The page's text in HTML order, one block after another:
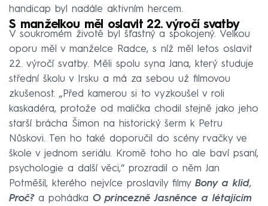
handicap byl nadále aktivním hercem.
S manželkou měl oslavit 22. výročí svatby
V soukromém životě byl šťastný a spokojený. Velkou
oporu měl v manželce Radce, s níž měl letos oslavit
22. výročí svatby. Měli spolu syna Jana, který studuje
střední školu v Irsku a má za sebou už filmovou
zkušenost. „Před kamerou si to vyzkoušel v roli
kaskadéra, protože od malička chodil stejně jako jeho
starší brácha Šimon na historický šerm k Petru
Nůskovi. Ten ho také doporučil do scény rvačky ve
škole v jednom seriálu. Kromě toho ho ale baví psaní,
psychologie a další věci,“ prozradil o něm Jan
Potměšil, kterého nejvíce proslavily filmy Bony a klid,
Proč?a pohádka O princezně Jasněnce a létajícím